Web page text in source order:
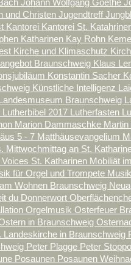
Johann Wolfgang Goethe
und Christen Jugendtreff
Kantorei Kantorei St.
Katharinen Kay Rohn
Kirche und Klimaschutz
Braunschweig Klaus
Konstantin Sacher
Künstliche Intelligenz
Braunschweig
Lutherbibel 2017 Lutherfasten
Marion Dammaschke Martin
5 - 7 Matthäusevangelium
Mittwochmittag an St.
St. Katharinen Mobiliät
für Orgel und Trompete
Wohnen Braunschweig
du Donnerwort
Orgelmusik Osterfeuer
in Braunschweig
in Braunschweig
Peter Plagge Peter
Posaunen Posaunen